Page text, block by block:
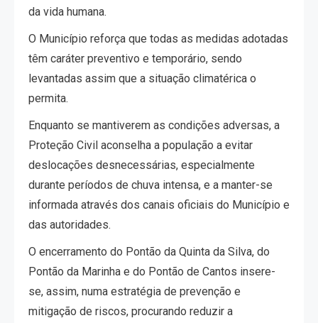
da vida humana.
O Município reforça que todas as medidas adotadas
têm caráter preventivo e temporário, sendo
levantadas assim que a situação climatérica o
permita.
Enquanto se mantiverem as condições adversas, a
Proteção Civil aconselha a população a evitar
deslocações desnecessárias, especialmente
durante períodos de chuva intensa, e a manter-se
informada através dos canais oficiais do Município e
das autoridades.
O encerramento do Pontão da Quinta da Silva, do
Pontão da Marinha e do Pontão de Cantos insere-
se, assim, numa estratégia de prevenção e
mitigação de riscos, procurando reduzir a